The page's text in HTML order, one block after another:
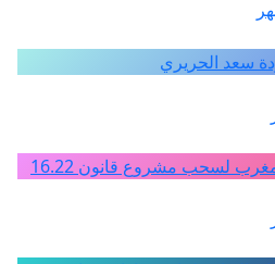
سعد الحريري
لسحب مشروع قانون 16.22